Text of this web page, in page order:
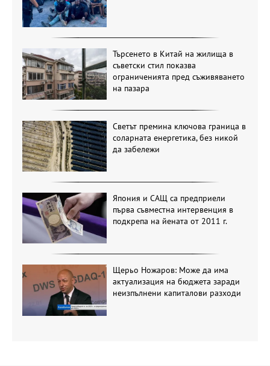
Търсенето в Китай на жилища в
съветски стил показва
ограниченията пред съживяването
на пазара
Светът премина ключова граница в
соларната енергетика, без никой
да забележи
Япония и САЩ са предприели
първа съвместна интервенция в
подкрепа на йената от 2011 г.
Щерьо Ножаров: Може да има
актуализация на бюджета заради
неизпълнени капиталови разходи